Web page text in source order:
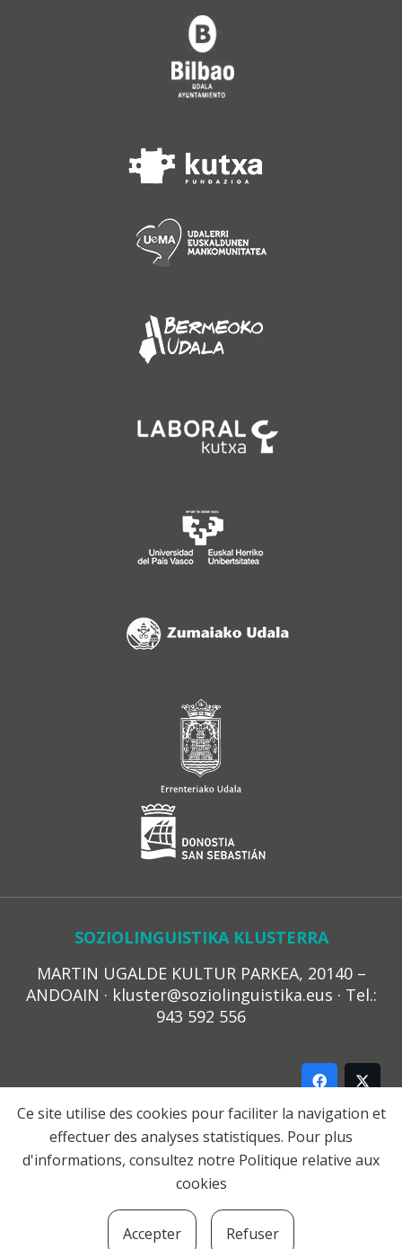
SOZIOLINGUISTIKA KLUSTERRA
MARTIN UGALDE KULTUR PARKEA, 20140 –
ANDOAIN · kluster@soziolinguistika.eus · Tel.:
943 592 556
LEGE OHARRA
PRIBATUTASUN POLITIKA
COOKIE-EN POLITIKA
Ce site utilise des cookies pour faciliter la navigation et
effectuer des analyses statistiques. Pour plus
d'informations, consultez notre Politique relative aux
cookies
Accepter Refuser